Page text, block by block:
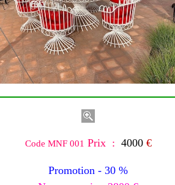
Code MNF 001 Prix : 4000 €
Promotion - 30 %